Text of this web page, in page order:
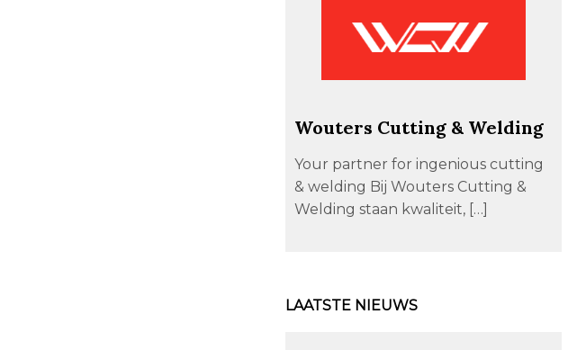
Wouters Cutting & Welding
Your partner for ingenious cutting
& welding Bij Wouters Cutting &
Welding staan kwaliteit, […]
LAATSTE NIEUWS